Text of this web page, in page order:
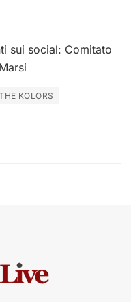
sui social: Comitato
KOLORS